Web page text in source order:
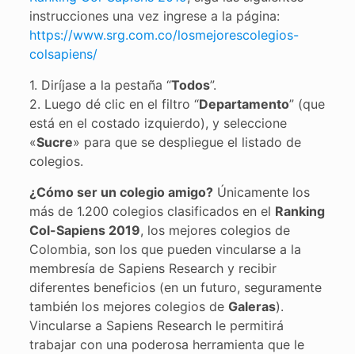
instrucciones una vez ingrese a la página:
https://www.srg.com.co/losmejorescolegios-
colsapiens/
1. Diríjase a la pestaña “Todos”.
2. Luego dé clic en el filtro “Departamento” (que
está en el costado izquierdo), y seleccione
«Sucre» para que se despliegue el listado de
colegios.
¿Cómo ser un colegio amigo?Únicamente los
más de 1.200 colegios clasificados en el Ranking
Col-Sapiens 2019, los mejores colegios de
Colombia, son los que pueden vincularse a la
membresía de Sapiens Research y recibir
diferentes beneficios (en un futuro, seguramente
también los mejores colegios de Galeras).
Vincularse a Sapiens Research le permitirá
trabajar con una poderosa herramienta que le